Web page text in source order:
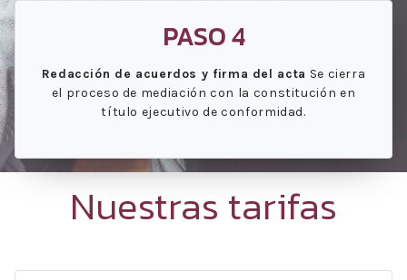
PASO 4
Redacción de acuerdos y firma del acta Se cierra
el proceso de mediación con la constitución en
título ejecutivo de conformidad.
Nuestras tarifas